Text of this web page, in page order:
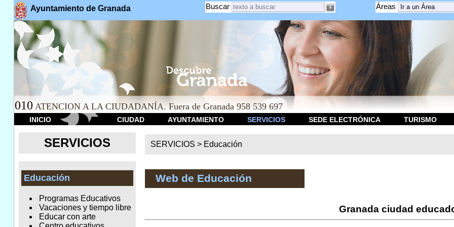
Ayuntamiento de Granada Áreas
Buscar
010 ATENCION A LA CIUDADANÍA. Fuera de Granada 958 539 697
INICIO CIUDAD AYUNTAMIENTO SERVICIOS SEDE ELECTRÓNICA TURISMO
SERVICIOS
Educación
Programas Educativos
Vacaciones y tiempo libre
Educar con arte
SERVICIOS > Educación
Web de Educación
Granada ciudad